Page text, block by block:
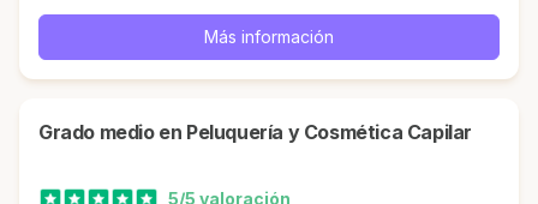
Más información
Grado medio en Peluquería y Cosmética Capilar
5/5 valoración